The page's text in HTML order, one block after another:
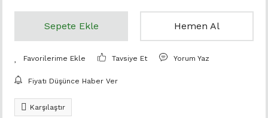
Sepete Ekle Hemen Al
Tavsiye Et Yorum Yaz
Fiyatı Düşünce Haber Ver
Karşılaştır